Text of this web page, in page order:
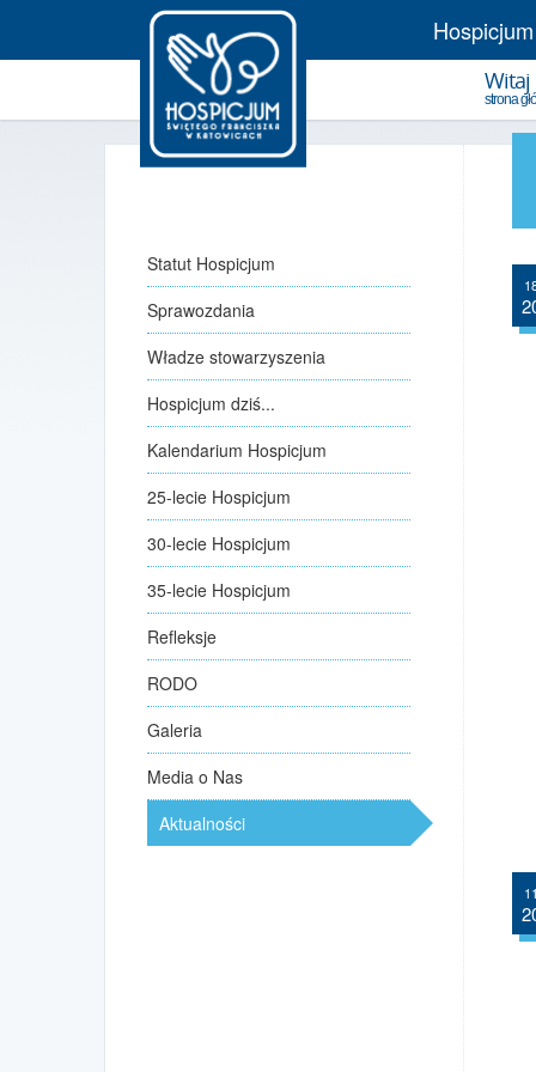
Witaj
strona
Statut Hospicjum
Sprawozdania
Władze stowarzyszenia
Hospicjum dziś...
Kalendarium Hospicjum
25-lecie Hospicjum
30-lecie Hospicjum
35-lecie Hospicjum
Refleksje
RODO
Galeria
Media o Nas
Aktualności